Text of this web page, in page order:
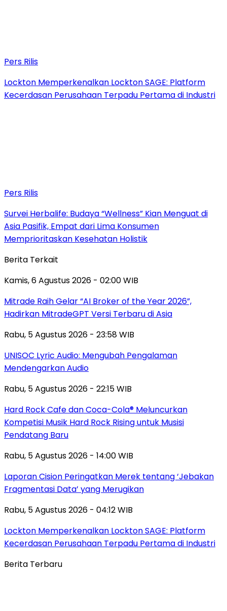
Pers Rilis
Lockton Memperkenalkan Lockton SAGE: Platform
Kecerdasan Perusahaan Terpadu Pertama di Industri
Pers Rilis
Survei Herbalife: Budaya “Wellness” Kian Menguat di
Asia Pasifik, Empat dari Lima Konsumen
Memprioritaskan Kesehatan Holistik
Berita Terkait
Kamis, 6 Agustus 2026 - 02:00 WIB
Mitrade Raih Gelar “AI Broker of the Year 2026”,
Hadirkan MitradeGPT Versi Terbaru di Asia
Rabu, 5 Agustus 2026 - 23:58 WIB
UNISOC Lyric Audio: Mengubah Pengalaman
Mendengarkan Audio
Rabu, 5 Agustus 2026 - 22:15 WIB
Hard Rock Cafe dan Coca-Cola® Meluncurkan
Kompetisi Musik Hard Rock Rising untuk Musisi
Pendatang Baru
Rabu, 5 Agustus 2026 - 14:00 WIB
Laporan Cision Peringatkan Merek tentang ‘Jebakan
Fragmentasi Data’ yang Merugikan
Rabu, 5 Agustus 2026 - 04:12 WIB
Lockton Memperkenalkan Lockton SAGE: Platform
Kecerdasan Perusahaan Terpadu Pertama di Industri
Berita Terbaru